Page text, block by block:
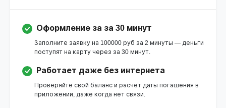
Оформление за за 30 минут
Заполните заявку на 100000 руб за 2 минуты — деньги
поступят на карту через за 30 минут.
Работает даже без интернета
Проверяйте свой баланс и расчет даты погашения в
приложении, даже когда нет связи.